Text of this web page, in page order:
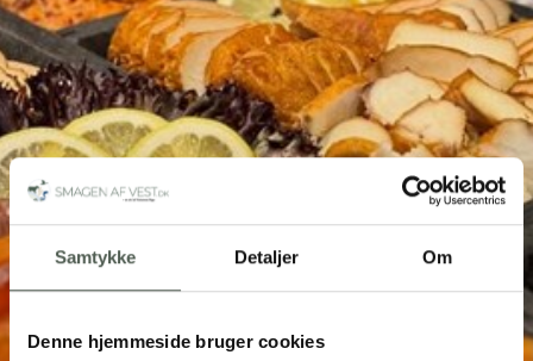
Samtykke Detaljer Om
Denne hjemmeside bruger cookies